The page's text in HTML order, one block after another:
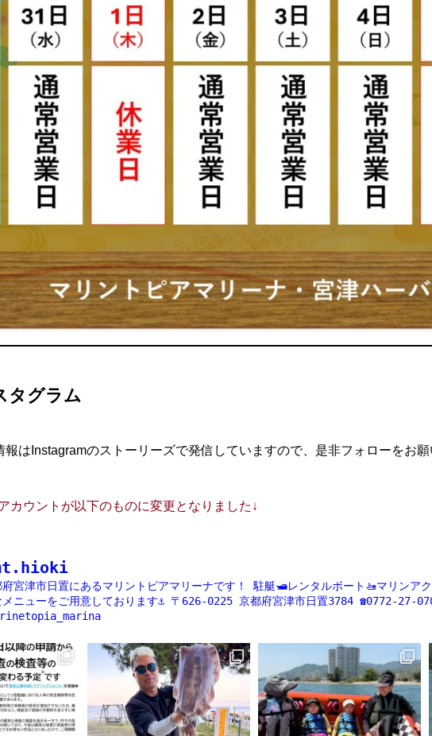
グラム
報はInstagramのストーリーズで発信していますので、是非フォローをお
カウントが以下のものに変更となりました↓
宮津市日置にあるマリントピアマリーナです！
駐艇🛥レンタルボート🚤マリンア
ニューをご用意しております⚓️〒626-0225 京都府宮津市日置3784 ☎️0772-27-